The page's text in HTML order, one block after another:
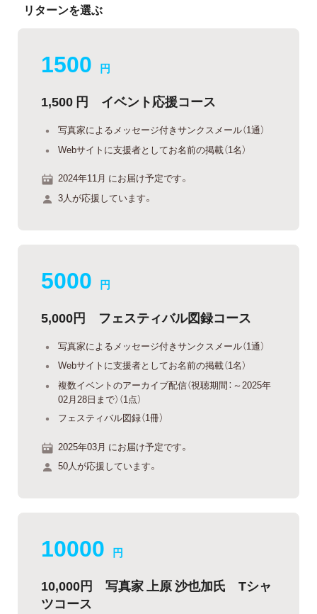
リターンを選ぶ
1500 円
1,500 円 イベント応援コース
写真家によるメッセージ付きサンクスメール（1通）
Webサイトに支援者としてお名前の掲載（1名）
2024年11月 にお届け予定です。
3人が応援しています。
5000 円
5,000円 フェスティバル図録コース
写真家によるメッセージ付きサンクスメール（1通）
Webサイトに支援者としてお名前の掲載（1名）
複数イベントのアーカイブ配信（視聴期間：～2025年
02月28日まで）（1点）
フェスティバル図録（1冊）
2025年03月 にお届け予定です。
50人が応援しています。
10000 円
10,000円 写真家 上原 沙也加氏 Tシャ
ツコース